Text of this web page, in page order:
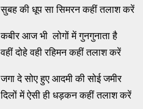
सुबह की धूप सा सिमरन कहीं तलाश करें
कबीर आज भी लोगों में गुनगुनाता है
वहीं दोहे वही रहिमन कहीं तलाश करें
जगा दे सोए हुए आदमी की सोई जमीर
दिलों में ऐसी ही धड़कन कहीं तलाश करें